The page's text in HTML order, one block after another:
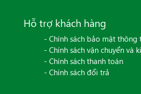
Hỗ trợ khách hàng
- Chính sách bảo mật thông
- Chính sách vận chuyển và
- Chính sách thanh toán
- Chính sách đổi trả